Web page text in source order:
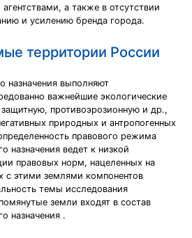
а также в отсутствии
и усилению бренда города.
территории России
назначения выполняют
важнейшие экологические
противоэрозионную и др.,
природных и антропогенных
правового режима
назначения ведет к низкой
правовых норм, нацеленных на
с этими землями компонентов
темы исследования
земли входят в состав
назначения .